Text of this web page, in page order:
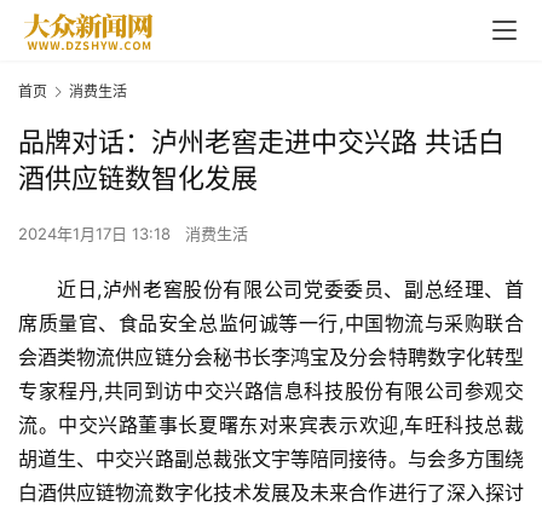
首页 消费生活
品牌对话：泸州老窖走进中交兴路 共话白
酒供应链数智化发展
2024年1月17日 13:18 消费生活
近日,泸州老窖股份有限公司党委委员、副总经理、首
席质量官、食品安全总监何诚等一行,中国物流与采购联合
会酒类物流供应链分会秘书长李鸿宝及分会特聘数字化转型
专家程丹,共同到访中交兴路信息科技股份有限公司参观交
流。中交兴路董事长夏曙东对来宾表示欢迎,车旺科技总裁
胡道生、中交兴路副总裁张文宇等陪同接待。与会多方围绕
白酒供应链物流数字化技术发展及未来合作进行了深入探讨